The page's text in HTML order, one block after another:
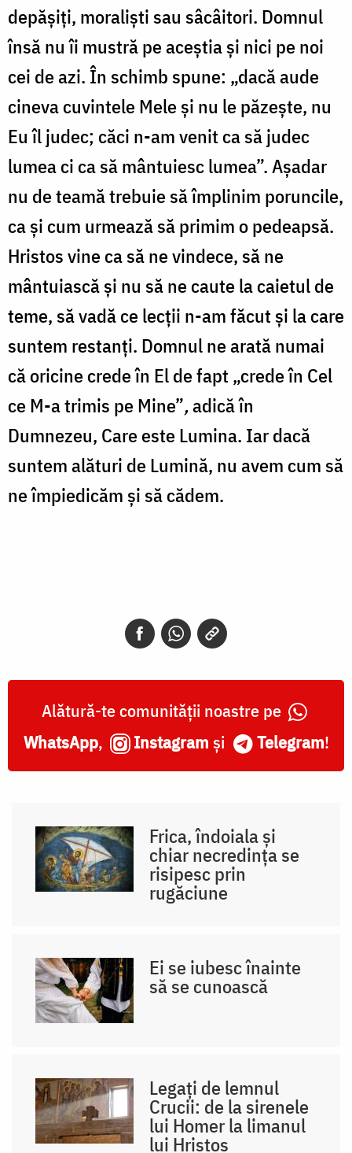
depășiți, moraliști sau sâcâitori. Domnul
însă nu îi mustră pe aceștia și nici pe noi
cei de azi. În schimb spune: „dacă aude
cineva cuvintele Mele şi nu le păzeşte, nu
Eu îl judec; căci n-am venit ca să judec
lumea ci ca să mântuiesc lumea”.Așadar
nu de teamă trebuie să împlinim poruncile,
ca și cum urmează să primim o pedeapsă.
Hristos vine ca să ne vindece, să ne
mântuiască și nu să ne caute la caietul de
teme, să vadă ce lecții n-am făcut și la care
suntem restanți. Domnul ne arată numai
că oricinecrede în El de fapt „crede în Cel
ce M-a trimis pe Mine”,adică în
Dumnezeu, Care este Lumina. Iar dacă
suntem alături de Lumină, nu avem cum să
ne împiedicăm și să cădem.
Alătură-te comunității noastre pe
WhatsApp, Instagram și Telegram!
Frica, îndoiala și
chiar necredința se
risipesc prin
rugăciune
Ei se iubesc înainte
să se cunoască
Legați de lemnul
Crucii: de la sirenele
lui Homer la limanul
lui Hristos